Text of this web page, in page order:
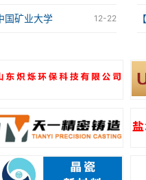
12-22
国矿业大学